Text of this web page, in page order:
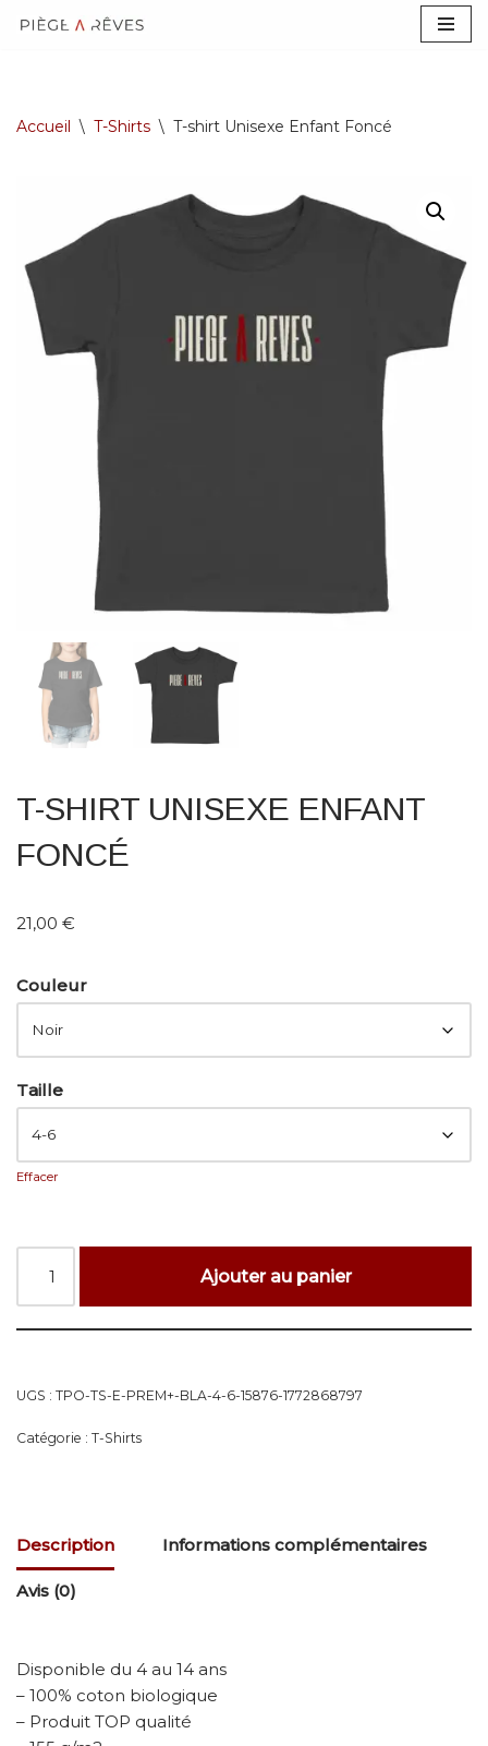
Accueil \ T-Shirts \ T-shirt Unisexe Enfant Foncé
T-SHIRT UNISEXE ENFANT
FONCÉ
21,00 €
Couleur
Taille
Effacer
Ajouter au panier
UGS : TPO-TS-E-PREM+-BLA-4-6-15876-1772868797
Catégorie : T-Shirts
Description Informations complémentaires
Avis (0)
Disponible du 4 au 14 ans
– 100% coton biologique
– Produit TOP qualité